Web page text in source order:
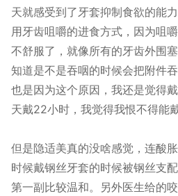
天就感受到了牙套抑制食欲的能
用牙齿咀嚼的进食方式，因为咀
不舒服了，就像所有的牙齿外围
知道是不是吞咽的时候会把附件吞
也是因为这个原因，我还是觉得
天戴22小时，我觉得我恨不得能
但是隐适美真的没啥感觉，连酸
时候戴钢丝牙套的时候被钢丝支
第一副比较温和。另外医生给的